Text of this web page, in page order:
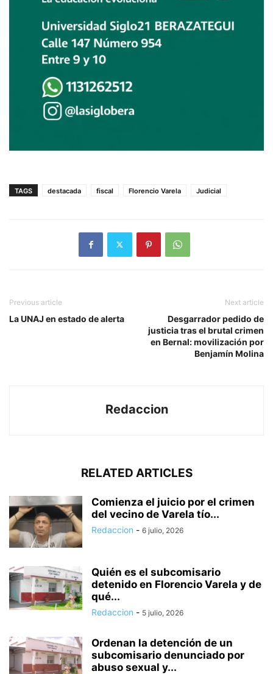
TAGS destacada fiscal Florencio Varela Judicial
Previous article
La UNAJ en estado de alerta
Next article
Desgarrador pedido de
justicia tras el brutal crimen
en Bernal: movilización por
Benjamín Molina
Redaccion
RELATED ARTICLES
Comienza el juicio por el crimen
del vecino de Varela tío...
Redaccion - 6 julio, 2026
Quién es el subcomisario
detenido en Florencio Varela y de
qué...
Redaccion - 5 julio, 2026
Ordenan la detención de un
subcomisario denunciado por
abuso sexual y...